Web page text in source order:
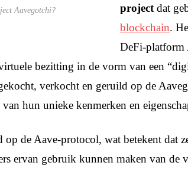
Aavegotchi?
project dat
blockchain.
DeFi-platform
bezitting in de vorm van een
verkocht en geruild op de
hun unieke kenmerken en
op de Aave-protocol, wat betekent dat
ervan gebruik kunnen maken van de